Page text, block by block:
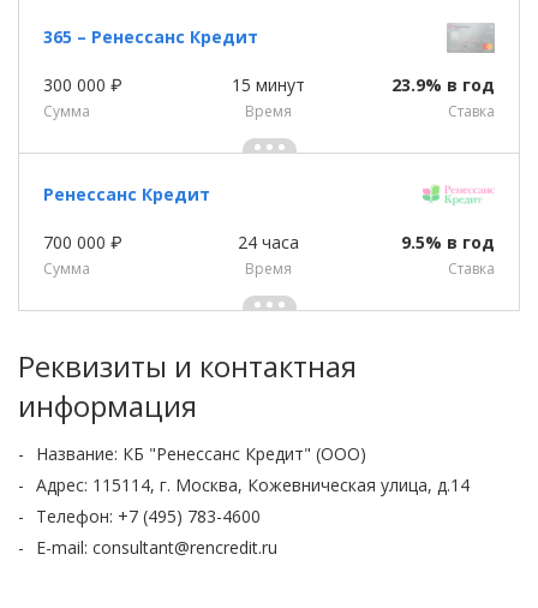
365 – Ренессанс Кредит
300 000 ₽
Сумма
15 минут
Время
23.9% в год
Cтавка
Ренессанс Кредит
700 000 ₽
Сумма
24 часа
Время
9.5% в год
Cтавка
Реквизиты и контактная
информация
Название: КБ "Ренессанс Кредит" (ООО)
Адрес: 115114, г. Москва, Кожевническая улица, д.14
Телефон: +7 (495) 783-4600
E-mail: consultant@rencredit.ru